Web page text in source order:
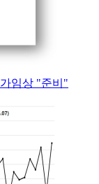
임상 "준비"